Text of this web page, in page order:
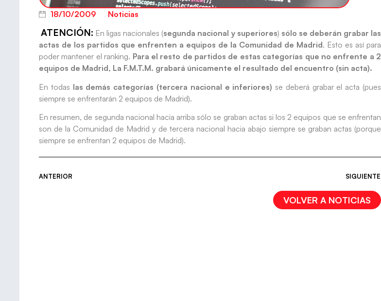
18/10/2009 Noticias
ATENCIÓN: En ligas nacionales (segunda nacional y superiores) sólo se deberán grabar las
actas de los partidos que enfrenten a equipos de la Comunidad de Madrid. Esto es así para
poder mantener el ranking. Para el resto de partidos de estas categorías que no enfrente a 2
equipos de Madrid, La F.M.T.M. grabará únicamente el resultado del encuentro (sin acta).
En todas las demás categorías (tercera nacional e inferiores) se deberá grabar el acta (pues
siempre se enfrentarán 2 equipos de Madrid).
En resumen, de segunda nacional hacia arriba sólo se graban actas si los 2 equipos que se enfrentan
son de la Comunidad de Madrid y de tercera nacional hacia abajo siempre se graban actas (porque
siempre se enfrentan 2 equipos de Madrid).
ANTERIOR SIGUIENTE
VOLVER A NOTICIAS